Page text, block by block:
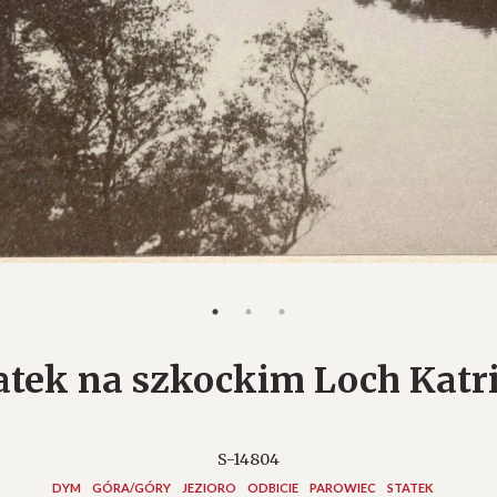
na szkockim Loch
S-14804
DYM GÓRA/GÓRY JEZIORO ODBICIE PAROWIEC STATEK